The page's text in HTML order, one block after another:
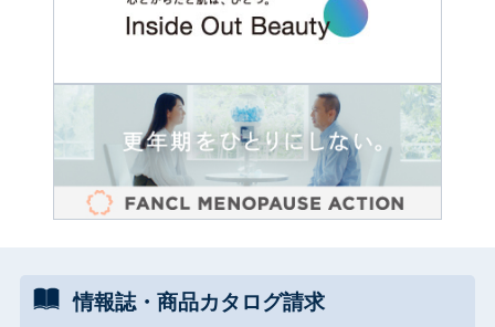
情報誌・ 商品カタログ請求